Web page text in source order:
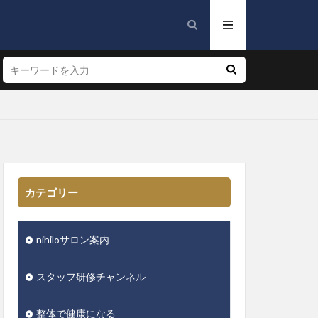
カテゴリー
nihiloサロン案内
スタッフ研修チャンネル
整体で健康になる